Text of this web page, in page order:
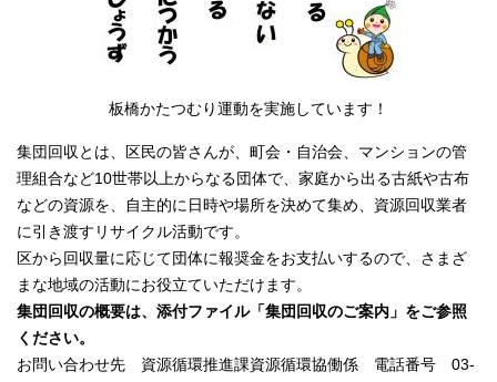
板橋かたつむり運動を実施しています！
集団回収とは、区民の皆さんが、町会・自治会、マンションの管
理組合など10世帯以上からなる団体で、家庭から出る古紙や古布
などの資源を、自主的に日時や場所を決めて集め、資源回収業者
に引き渡すリサイクル活動です。
区から回収量に応じて団体に報奨金をお支払いするので、さまざ
まな地域の活動にお役立ていただけます。
集団回収の概要は、添付ファイル「集団回収のご案内」をご参照
ください。
お問い合わせ先 資源循環推進課資源循環協働係 電話番号 03-